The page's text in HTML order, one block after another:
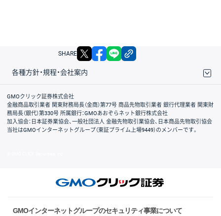
SHARE X facebook
各種方針・規程・会社案内
取引規程・約款
サイトマップ
その他のご案内
個人情報保護方針
最良執行方針
サイトのご利用について
ディスクレイマー
信託保全
リスク説明
会社案内
GMOクリック証券株式会社
金融商品取引業者 関東財務局長（金商）第77号 商品先物取引業者 銀行代理業者 関東財
務局長（銀代）第330号 所属銀行：GMOあおぞらネット銀行株式会社
加入協会：日本証券業協会、一般社団法人 金融先物取引業協会、日本商品先物取引協会
当社はGMOインターネットグループ（東証プライム上場9449）のメンバーです。
GMOインターネットグループのセキュリティ事業について